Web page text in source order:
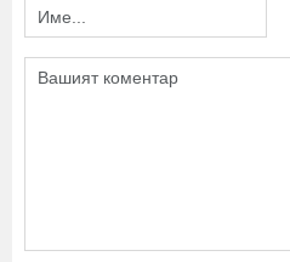
Напишете коментар